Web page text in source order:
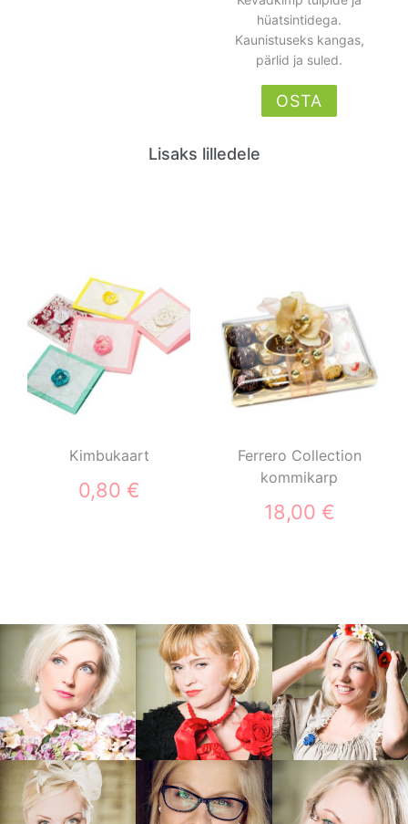
hüatsintidega.
Kaunistuseks kangas,
pärlid ja suled.
OSTA
Lisaks lilledele
Kimbukaart
0,80 €
Ferrero Collection
kommikarp
18,00 €